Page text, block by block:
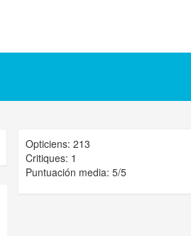
Opticiens: 213
Critiques: 1
Puntuación media: 5/5